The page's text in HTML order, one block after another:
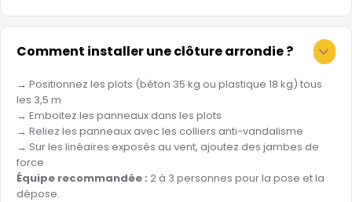
Comment installer une clôture arrondie ?
→ Positionnez les plots (béton 35 kg ou plastique 18 kg) tous
les 3,5 m
→ Emboitez les panneaux dans les plots
→ Reliez les panneaux avec les colliers anti-vandalisme
→ Sur les linéaires exposés au vent, ajoutez des jambes de
force
Équipe recommandée : 2 à 3 personnes pour la pose et la
dépose.